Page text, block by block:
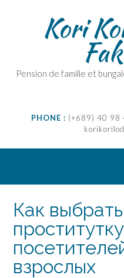
Kori
Pension de famille et
PHONE : (+689) 40 98
Как
взрослых